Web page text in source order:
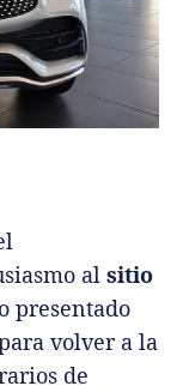
al sitio
presentado
volver a la
de